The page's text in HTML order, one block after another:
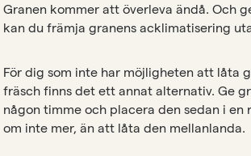
Granen kommer att överleva ändå. Och
kan du främja granens acklimatisering
För dig som inte har möjligheten att låta
fräsch finns det ett annat alternativ. Ge
någon timme och placera den sedan i
om inte mer, än att låta den mellanlanda.